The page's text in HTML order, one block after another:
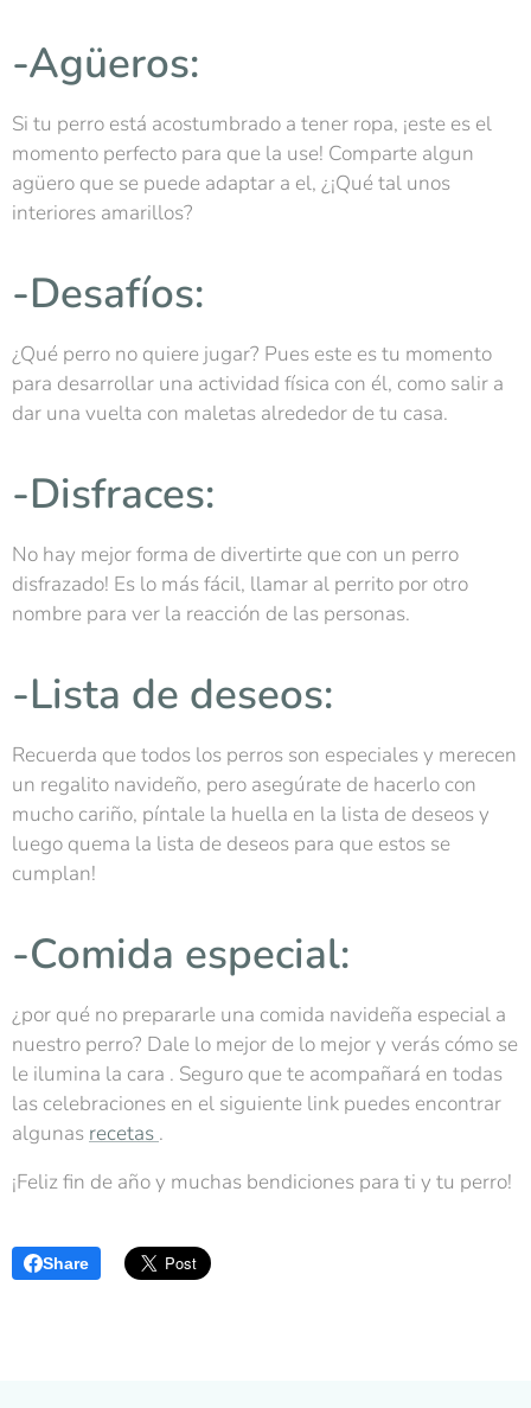
-Agüeros:
Si tu perro está acostumbrado a tener ropa, ¡este es el
momento perfecto para que la use! Comparte algun
agüero que se puede adaptar a el, ¿¡Qué tal unos
interiores amarillos?
-Desafíos:
¿Qué perro no quiere jugar? Pues este es tu momento
para desarrollar una actividad física con él, como salir a
dar una vuelta con maletas alrededor de tu casa.
-Disfraces:
No hay mejor forma de divertirte que con un perro
disfrazado! Es lo más fácil, llamar al perrito por otro
nombre para ver la reacción de las personas.
-Lista de deseos:
Recuerda que todos los perros son especiales y merecen
un regalito navideño, pero asegúrate de hacerlo con
mucho cariño, píntale la huella en la lista de deseos y
luego quema la lista de deseos para que estos se
cumplan!
-Comida especial:
¿por qué no prepararle una comida navideña especial a
nuestro perro? Dale lo mejor de lo mejor y verás cómo se
le ilumina la cara . Seguro que te acompañará en todas
las celebraciones en el siguiente link puedes encontrar
algunas recetas .
¡Feliz fin de año y muchas bendiciones para ti y tu perro!
Share